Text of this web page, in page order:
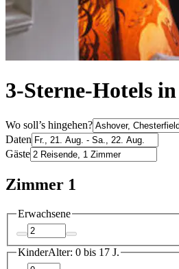
3-Sterne-Hotels
Wo soll’s hingehen?
Daten
Gäste
Zimmer 1
Erwachsene
KinderAlter: 0 bis 17 J.